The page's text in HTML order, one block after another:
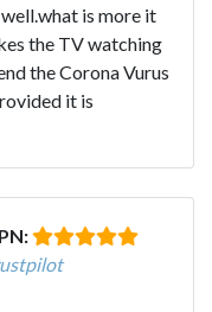
is more it
the TV watching
the Corona Vurus
it is